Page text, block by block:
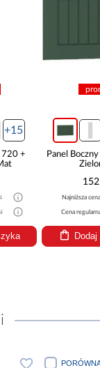
+15
720 +
Panel
Najniższa
Cena